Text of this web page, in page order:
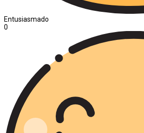
Entusiasmado
0